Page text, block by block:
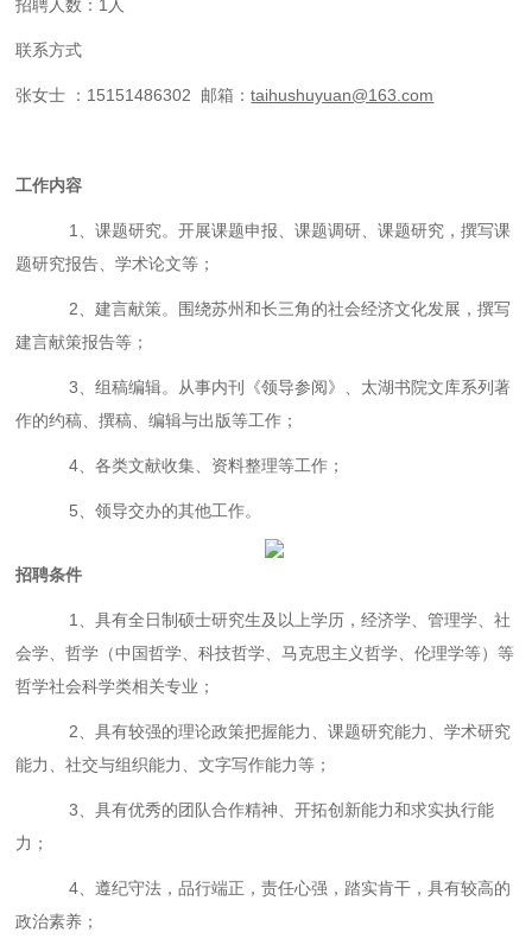
招聘人数： 1人
联系方式
张女士 ： 15151486302 邮箱：taihushuyuan@163.com
工作内容
1、课题研究。开展课题申报、课题调研、课题研究，撰写课
题研究报告、学术论文等；
2、建言献策。围绕苏州和长三角的社会经济文化发展，撰写
建言献策报告等；
3、组稿编辑。从事内刊《领导参阅》、太湖书院文库系列著
作的约稿、撰稿、编辑与出版等工作；
4、各类文献收集、资料整理等工作；
5、领导交办的其他工作。
招聘条件
1、具有全日制硕士研究生及以上学历，经济学、管理学、社
会学、哲学（中国哲学、科技哲学、马克思主义哲学、伦理学等）等
哲学社会科学类相关专业；
2、具有较强的理论政策把握能力、课题研究能力、学术研究
能力、社交与组织能力、文字写作能力等；
3、具有优秀的团队合作精神、开拓创新能力和求实执行能
力；
4、遵纪守法，品行端正，责任心强，踏实肯干，具有较高的
政治素养；